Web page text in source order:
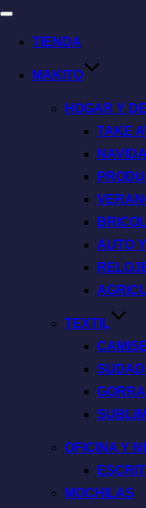
TIENDA
MAKITO
HOGAR Y
TAKE
AUTO
TEXTIL
OFICINA Y
MOCHILAS